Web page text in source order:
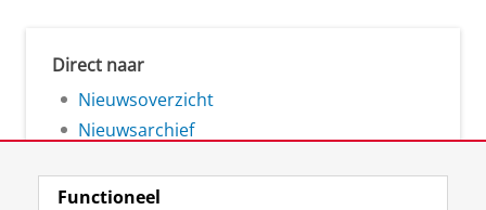
Direct naar
Nieuwsoverzicht
Nieuwsarchief
Functioneel